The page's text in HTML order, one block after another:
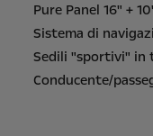
Pure Panel 16" +
Sistema di
Sedili "sportivi" in
Conducente/